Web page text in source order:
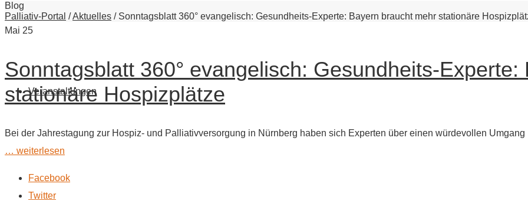
Veranstaltungen
Blog
Palliativ-Portal /Aktuelles / Sonntagsblatt 360° evangelisch: Gesundheits-Experte: Bayern braucht mehr stationäre
Mai 25
Sonntagsblatt 360° evangelisch: Gesundheits-
stationäre Hospizplätze
Bei der Jahrestagung zur Hospiz- und Palliativversorgung in Nürnberg haben sich Experten über einen würdevollen
… weiterlesen
Facebook
Twitter